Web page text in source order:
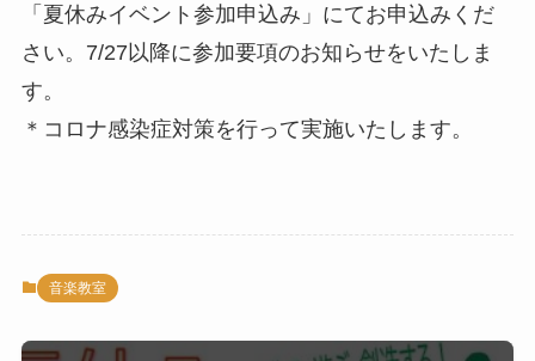
「夏休みイベント参加申込み」にてお申込みくだ
さい。7/27以降に参加要項のお知らせをいたしま
す。
＊コロナ感染症対策を行って実施いたします。
音楽教室